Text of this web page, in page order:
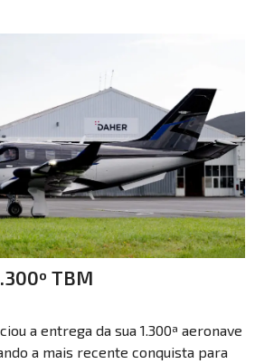
TBM
a entrega da sua 1.300ª aeronave
a mais recente conquista para